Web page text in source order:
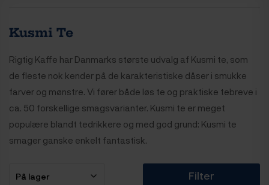
Kusmi Te
Rigtig Kaffe har Danmarks største udvalg af Kusmi te, som
de fleste nok kender på de karakteristiske dåser i smukke
farver og mønstre. Vi fører både løs te og praktiske tebreve i
ca. 50 forskellige smagsvarianter. Kusmi te er meget
populære blandt tedrikkere og med god grund: Kusmi te
smager ganske enkelt fantastisk.
Filter